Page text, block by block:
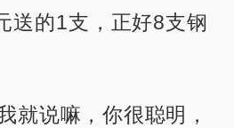
送的1支，正好8支钢
就说嘛，你很聪明，